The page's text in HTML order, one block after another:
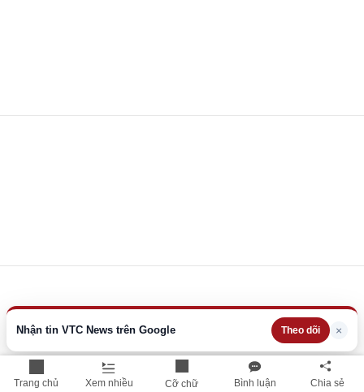
Trang chủ Xem nhiều Cỡ chữ Bình luận Chia sẻ
Nhận tin VTC News trên Google Theo dõi ×